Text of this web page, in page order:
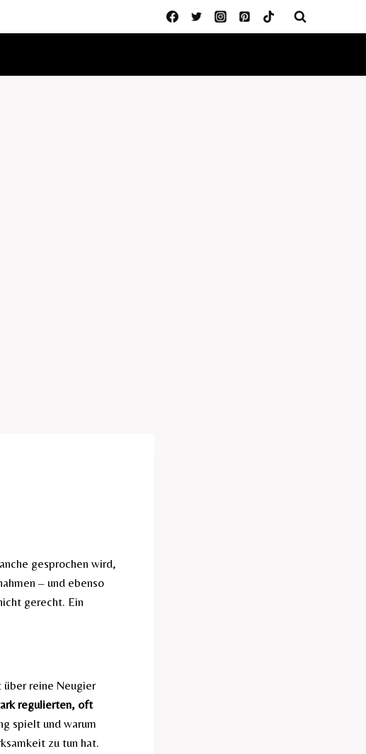
gesprochen wird,
– und ebenso
gerecht. Ein
reine Neugier
regulierten, oft
spielt und warum
zu tun hat.